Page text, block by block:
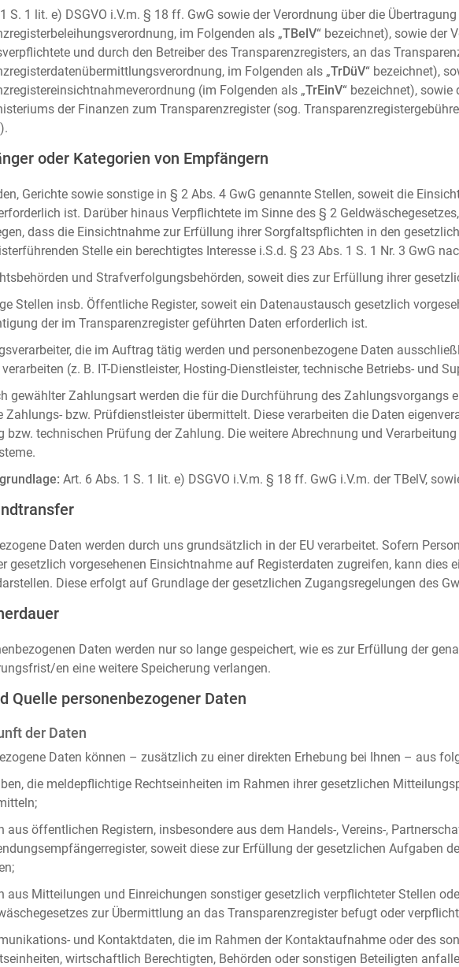
S. 1 lit. e) DSGVO i.V.m. § 18 ff. GwG sowie der Verordnung über die
im Folgenden als „TBelV“ bezeichnet), sowie der
und durch den Betreiber des Transparenzregisters, an das
im Folgenden als „TrDüV“ bezeichnet),
(im Folgenden als „TrEinV“ bezeichnet), sowie
der Finanzen zum Transparenzregister (sog.
oder Kategorien von Empfängern
Gerichte sowie sonstige in § 2 Abs. 4 GwG genannte Stellen, soweit die
ist. Darüber hinaus Verpflichtete im Sinne des § 2
dass die Einsichtnahme zur Erfüllung ihrer Sorgfaltspflichten in den
Stelle ein berechtigtes Interesse i.S.d. § 23 Abs. 1 S. 1 Nr. 3 GwG
und Strafverfolgungsbehörden, soweit dies zur Erfüllung ihrer
Stellen insb. Öffentliche Register, soweit ein Datenaustausch gesetzlich
der im Transparenzregister geführten Daten erforderlich ist.
die im Auftrag tätig werden und personenbezogene Daten
verarbeiten (z. B. IT-Dienstleister, Hosting-Dienstleister, technische Betriebs- und
gewählter Zahlungsart werden die für die Durchführung des Zahlungsvorgangs
Zahlungs- bzw. Prüfdienstleister übermittelt. Diese verarbeiten die Daten
bzw. technischen Prüfung der Zahlung. Die weitere Abrechnung und
Art. 6 Abs. 1 S. 1 lit. e) DSGVO i.V.m. § 18 ff. GwG i.V.m. der TBelV,
Daten werden durch uns grundsätzlich in der EU verarbeitet. Sofern
gesetzlich vorgesehenen Einsichtnahme auf Registerdaten zugreifen, kann dies
Diese erfolgt auf Grundlage der gesetzlichen Zugangsregelungen des
Daten werden nur so lange gespeichert, wie es zur Erfüllung der
en eine weitere Speicherung verlangen.
Quelle personenbezogener Daten
der Daten
Daten können – zusätzlich zu einer direkten Erhebung bei Ihnen – aus
die meldepflichtige Rechtseinheiten im Rahmen ihrer gesetzlichen
aus öffentlichen Registern, insbesondere aus dem Handels-, Vereins-,
soweit diese zur Erfüllung der gesetzlichen Aufgaben
aus Mitteilungen und Einreichungen sonstiger gesetzlich verpflichteter Stellen
zur Übermittlung an das Transparenzregister befugt oder
und Kontaktdaten, die im Rahmen der Kontaktaufnahme oder des
wirtschaftlich Berechtigten, Behörden oder sonstigen Beteiligten